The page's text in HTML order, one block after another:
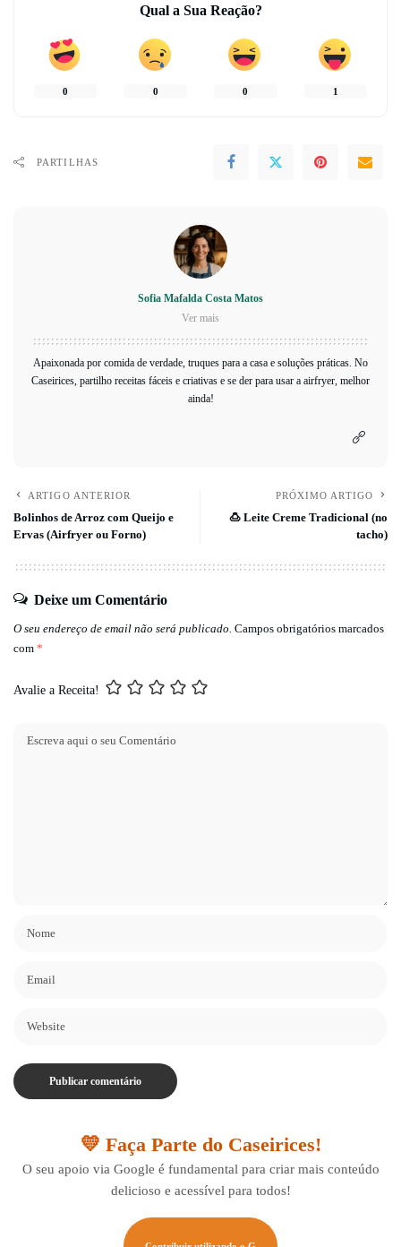
Qual a Sua Reação?
0 0 0 1
PARTILHAS
Sofia Mafalda Costa Matos
Ver mais
Apaixonada por comida de verdade, truques para a casa e soluções práticas. No
Caseirices, partilho receitas fáceis e criativas e se der para usar a airfryer, melhor
ainda!
ARTIGO ANTERIOR
Bolinhos de Arroz com Queijo e
Ervas (Airfryer ou Forno)
PRÓXIMO ARTIGO
🍮 Leite Creme Tradicional (no
tacho)
Deixe um Comentário
O seu endereço de email não será publicado. Campos obrigatórios marcados
com *
Avalie a Receita!
💛 Faça Parte do Caseirices!
O seu apoio via Google é fundamental para criar mais conteúdo
delicioso e acessível para todos!